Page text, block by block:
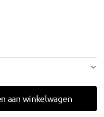
aan winkelwagen